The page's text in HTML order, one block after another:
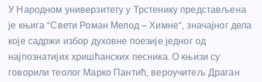
У Народном универзитету у Трстенику представљена
је књига “Свети Роман Мелод – Химне”, значајног дела
које садржи избор духовне поезије једног од
најпознатијих хришћанских песника. О књизи су
говорили теолог Марко Пантић, вероучитељ Драган